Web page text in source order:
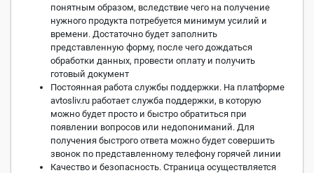
понятным образом, вследствие чего на получение
нужного продукта потребуется минимум усилий и
времени. Достаточно будет заполнить
представленную форму, после чего дождаться
обработки данных, провести оплату и получить
готовый документ
Постоянная работа службы поддержки. На платформе
avtosliv.ru работает служба поддержки, в которую
можно будет просто и быстро обратиться при
появлении вопросов или недопониманий. Для
получения быстрого ответа можно будет совершить
звонок по представленному телефону горячей линии
Качество и безопасность. Страница осуществляется